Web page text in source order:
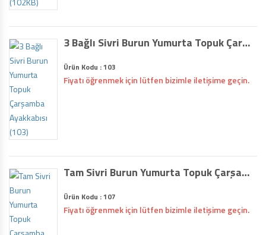
3 Bağlı Sivri Burun Yumurta Topuk Çarşamba Ayakkabısı (103)
Ürün Kodu : 103
Fiyatı öğrenmek için lütfen bizimle iletişime geçin.
Tam Sivri Burun Yumurta Topuk Çarşamba Ayakkabısı (107)
Ürün Kodu : 107
Fiyatı öğrenmek için lütfen bizimle iletişime geçin.